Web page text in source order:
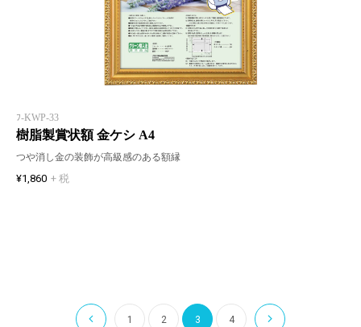
ﾌ-KWP-33
樹脂製賞状額 金ケシ A4
つや消し金の装飾が高級感のある額縁
¥1,860 + 税
1 2 3 4